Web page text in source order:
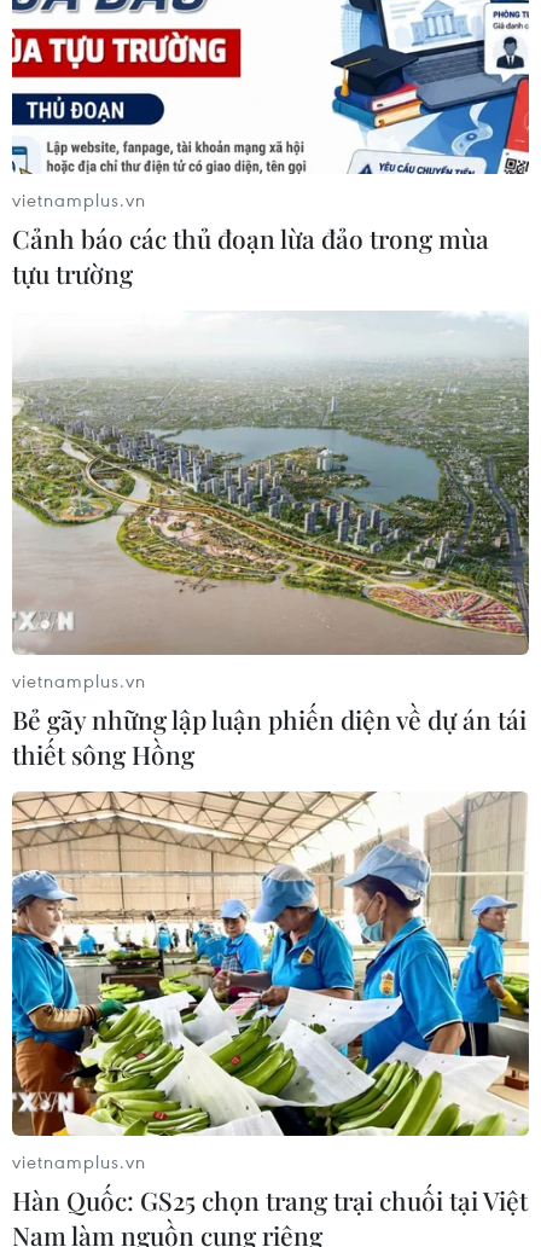
TIN CÙNG CHUYÊN MỤC
Lâm Đồng xử lý căn cơ các tồn tại
trong quản lý, bảo vệ rừng
10/08/2026 07:44
Sun PhuQuoc Airways mở rộng đội
tàu bay thân rộng, mục tiêu bay đến
châu Âu
Bộ Xây dựng phản hồi Dự án đường
vietnamplus.vn
Cảnh báo các thủ đoạn lừa đảo trong mùa
tựu trường
vietnamplus.vn
Bẻ gãy những lập luận phiến diện về dự án tái
thiết sông Hồng
vietnamplus.vn
Hàn Quốc: GS25 chọn trang trại chuối tại Việt
Nam làm nguồn cung riêng